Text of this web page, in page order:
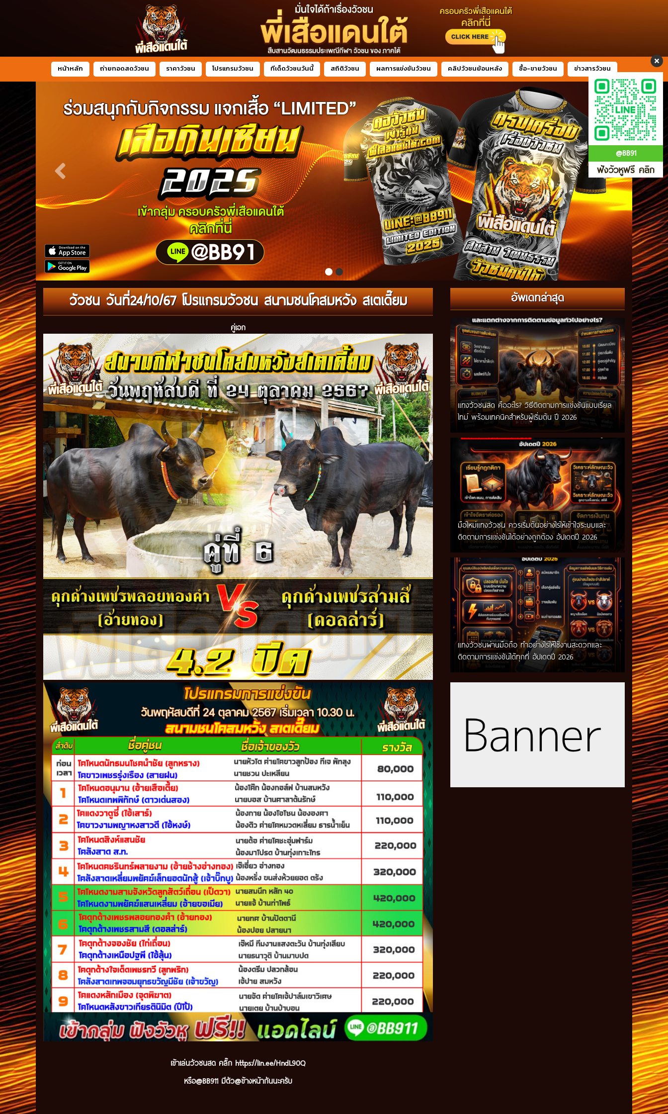
@BB91
ฟังวัวหูฟรี คลิก
หน้าหลัก ถ่ายทอดสดวัวชน ราคาวัวชน โปรแกรมวัวชน ทีเด็ดวัวชนวันนี้ สถิติวัวชน ผลการแข่งขันวัวชน คลิปวัวชนย้อนหลัง ซื้อ-ขายวัวชน ข่าวสารวัวชน
วัวชน วันที่24/10/67 โปรแกรมวัวชน สนามชนโคสมหวัง สเตเดี๊ยม
คู่เอก
เข้าเล่นวัวชนสด คลิ๊ก https://lin.ee/HndL90Q
หรือ@BB911 มีตัว@ข้างหน้ากันนะครับ
อัพเดทล่าสุด
แทงวัวชนสด คืออะไร? วิธีติดตามการแข่งขันแบบเรียล
ไทม์ พร้อมเทคนิคสำหรับผู้เริ่มต้น ปี 2026
มือใหม่แทงวัวชน ควรเริ่มต้นอย่างไรให้เข้าใจระบบและ
ติดตามการแข่งขันได้อย่างถูกต้อง อัปเดตปี 2026
แทงวัวชนผ่านมือถือ ทำอย่างไรให้ใช้งานสะดวกและ
ติดตามการแข่งขันได้ทุกที่ อัปเดตปี 2026